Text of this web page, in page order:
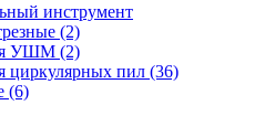
инструмент
(2)
УШМ (2)
циркулярных пил (36)
(6)